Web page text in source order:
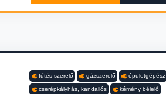
fűtés szerelő gázszerelő épületgépész
cserépkályhás, kandallós kémény bélelő